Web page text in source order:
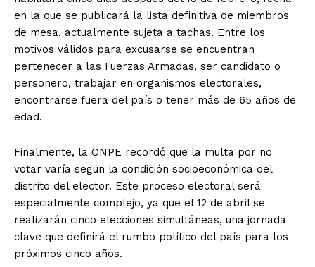
en la que se publicará la lista definitiva de miembros
de mesa, actualmente sujeta a tachas. Entre los
motivos válidos para excusarse se encuentran
pertenecer a las Fuerzas Armadas, ser candidato o
personero, trabajar en organismos electorales,
encontrarse fuera del país o tener más de 65 años de
edad.
Finalmente, la ONPE recordó que la multa por no
votar varía según la condición socioeconómica del
distrito del elector. Este proceso electoral será
especialmente complejo, ya que el 12 de abril se
realizarán cinco elecciones simultáneas, una jornada
clave que definirá el rumbo político del país para los
próximos cinco años.